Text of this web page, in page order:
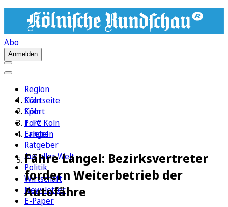
Abo
Anmelden
Region
Köln
Sport
1. FC Köln
Erleben
Ratgeber
Aus aller Welt
Politik
Wirtschaft
Newsletter
E-Paper
Startseite
Köln
Porz
Langel
Fähre Langel: Bezirksvertreter
fordern Weiterbetrieb der
Autofähre